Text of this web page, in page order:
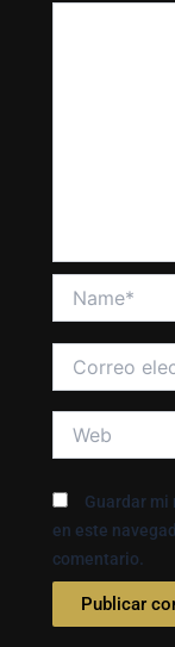
electrónico*
Guardar mi
en este
comentario.